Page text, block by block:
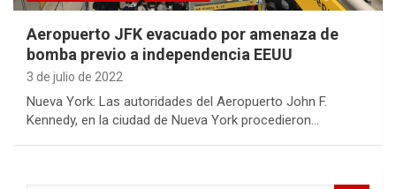
Aeropuerto JFK evacuado por amenaza de
bomba previo a independencia EEUU
3 de julio de 2022
Nueva York: Las autoridades del Aeropuerto John F.
Kennedy, en la ciudad de Nueva York procedieron…